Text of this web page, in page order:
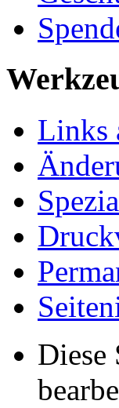
Links
Diese